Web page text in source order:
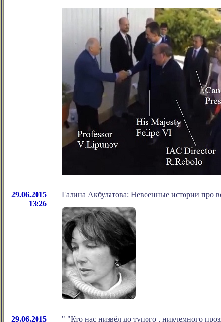
29.06.2015
13:26
Галина Акбулатова: Невоенные истории про
29.06.2015
" "Кто нас низвёл до тупого , никчемного